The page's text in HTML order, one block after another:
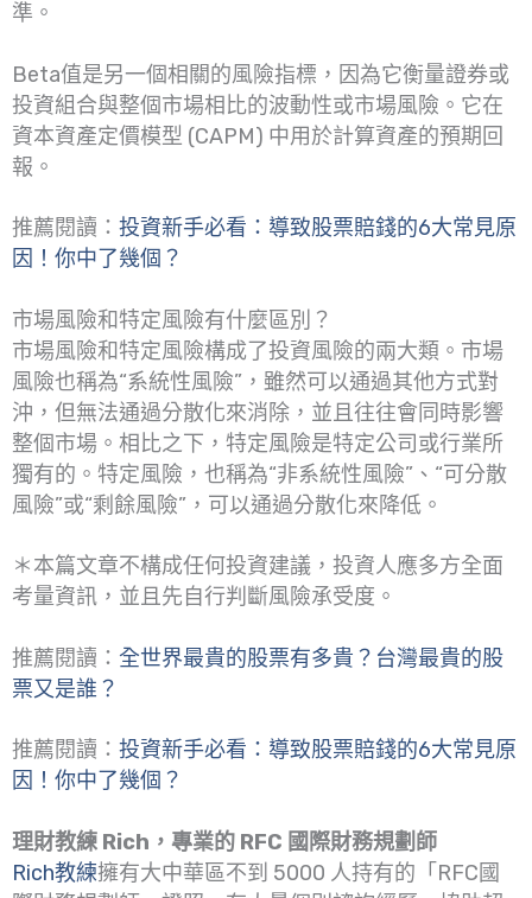
準。
Beta值是另一個相關的風險指標，因為它衡量證券或
投資組合與整個市場相比的波動性或市場風險。它在
資本資產定價模型 (CAPM) 中用於計算資產的預期回
報。
推薦閱讀： 投資新手必看：導致股票賠錢的6大常見原
因！你中了幾個？
市場風險和特定風險有什麼區別？
市場風險和特定風險構成了投資風險的兩大類。市場
風險也稱為“系統性風險”，雖然可以通過其他方式對
沖，但無法通過分散化來消除，並且往往會同時影響
整個市場。相比之下，特定風險是特定公司或行業所
獨有的。特定風險，也稱為“非系統性風險”、“可分散
風險”或“剩餘風險”，可以通過分散化來降低。
＊本篇文章不構成任何投資建議，投資人應多方全面
考量資訊，並且先自行判斷風險承受度。
推薦閱讀： 全世界最貴的股票有多貴？台灣最貴的股
票又是誰？
推薦閱讀： 投資新手必看：導致股票賠錢的6大常見原
因！你中了幾個？
理財教練 Rich，專業的 RFC 國際財務規劃師
Rich教練擁有大中華區不到 5000 人持有的「RFC國